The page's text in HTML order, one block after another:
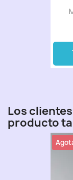
Los
producto